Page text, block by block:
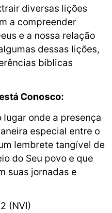
diversas lições
a compreender
e a nossa relação
dessas lições,
bíblicas
Conosco:
lugar onde a presença
especial entre o
lembrete tangível de
do Seu povo e que
suas jornadas e
(NVI)